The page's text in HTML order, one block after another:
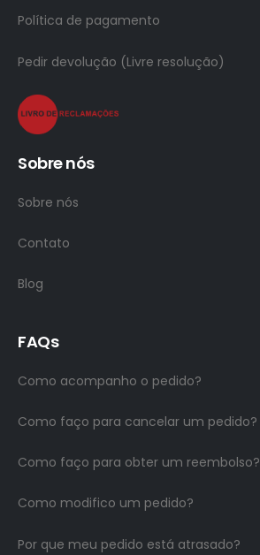
Política de pagamento
Pedir devolução (Livre resolução)
Sobre nós
Sobre nós
Contato
Blog
FAQs
Como acompanho o pedido?
Como faço para cancelar um pedido?
Como faço para obter um reembolso?
Como modifico um pedido?
Por que meu pedido está atrasado?